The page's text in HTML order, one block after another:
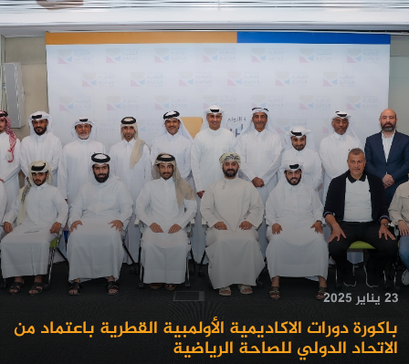
23 يناير 2025
باكورة دورات الاكاديمية الأولمبية القطرية باعتماد من
الاتحاد الدولي للصاحة الرياضية